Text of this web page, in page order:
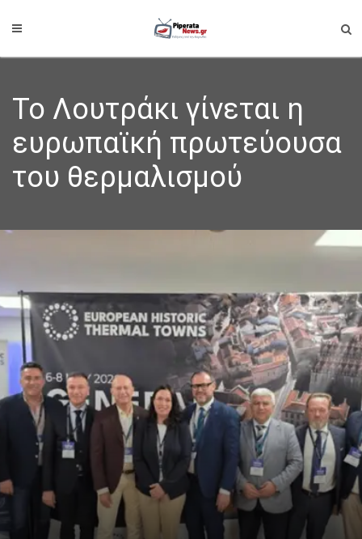
Το Λουτράκι γίνεται η
ευρωπαϊκή πρωτεύουσα
του θερμαλισμού